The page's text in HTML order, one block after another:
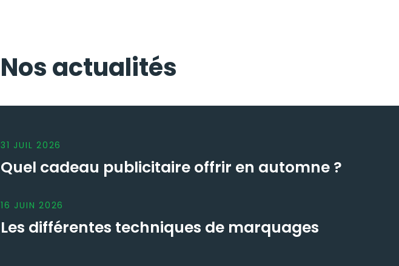
Nos actualités
31 JUIL 2026
Quel cadeau publicitaire offrir en automne ?
16 JUIN 2026
Les différentes techniques de marquages